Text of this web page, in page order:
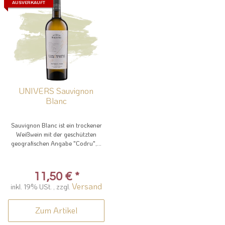
AUSVERKAUFT
UNIVERS Sauvignon
Blanc
Sauvignon Blanc ist ein trockener
Weißwein mit der geschützten
geografischen Angabe "Codru",...
11,50 € *
inkl. 19% USt. , zzgl. Versand
Zum Artikel